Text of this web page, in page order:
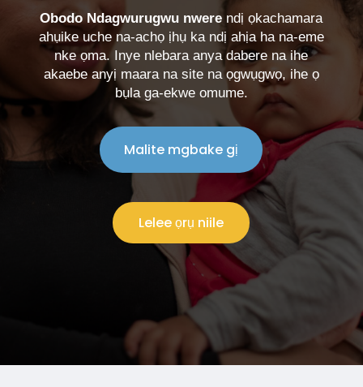
Obodo Ndagwurugwu nwere ndị ọkachamara
ahụike uche na-achọ ịhụ ka ndị ahịa ha na-eme
nke ọma. Inye nlebara anya dabere na ihe
akaebe anyị maara na site na ọgwụgwọ, ihe ọ
bụla ga-ekwe omume.
Malite mgbake gị
Lelee ọrụ niile